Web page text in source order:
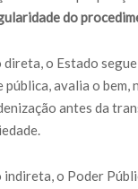
do
o Estado
avalia o bem,
antes da
indireta, o Poder